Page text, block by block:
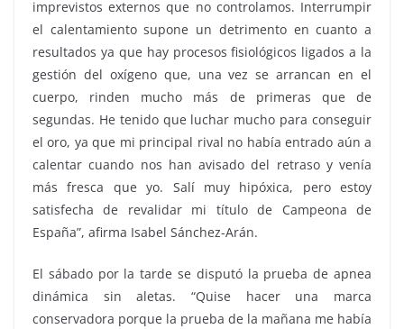
imprevistos externos que no controlamos. Interrumpir
el calentamiento supone un detrimento en cuanto a
resultados ya que hay procesos fisiológicos ligados a la
gestión del oxígeno que, una vez se arrancan en el
cuerpo, rinden mucho más de primeras que de
segundas. He tenido que luchar mucho para conseguir
el oro, ya que mi principal rival no había entrado aún a
calentar cuando nos han avisado del retraso y venía
más fresca que yo. Salí muy hipóxica, pero estoy
satisfecha de revalidar mi título de Campeona de
España”, afirma Isabel Sánchez-Arán.
El sábado por la tarde se disputó la prueba de apnea
dinámica sin aletas. “Quise hacer una marca
conservadora porque la prueba de la mañana me había